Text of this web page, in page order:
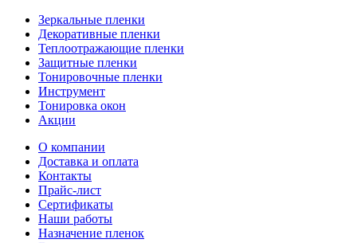
Зеркальные пленки
Декоративные пленки
Теплоотражающие пленки
Защитные пленки
Тонировочные пленки
Инструмент
Тонировка окон
Акции
О компании
Доставка и оплата
Контакты
Прайс-лист
Сертификаты
Наши работы
Назначение пленок